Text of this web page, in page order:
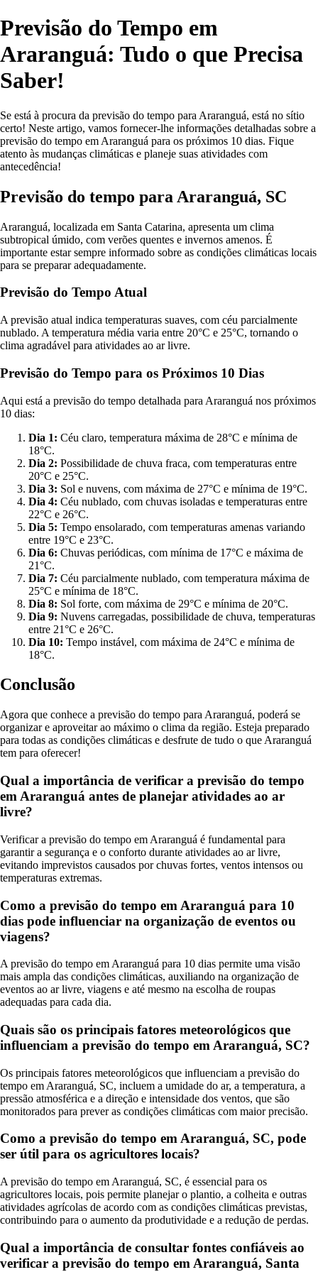
Previsão do Tempo em
Araranguá: Tudo o que Precisa
Saber!
Se está à procura da previsão do tempo para Araranguá, está no sítio
certo! Neste artigo, vamos fornecer-lhe informações detalhadas sobre a
previsão do tempo em Araranguá para os próximos 10 dias. Fique
atento às mudanças climáticas e planeje suas atividades com
antecedência!
Previsão do tempo para Araranguá, SC
Araranguá, localizada em Santa Catarina, apresenta um clima
subtropical úmido, com verões quentes e invernos amenos. É
importante estar sempre informado sobre as condições climáticas locais
para se preparar adequadamente.
Previsão do Tempo Atual
A previsão atual indica temperaturas suaves, com céu parcialmente
nublado. A temperatura média varia entre 20°C e 25°C, tornando o
clima agradável para atividades ao ar livre.
Previsão do Tempo para os Próximos 10 Dias
Aqui está a previsão do tempo detalhada para Araranguá nos próximos
10 dias:
Dia 1: Céu claro, temperatura máxima de 28°C e mínima de
18°C.
Dia 2: Possibilidade de chuva fraca, com temperaturas entre
20°C e 25°C.
Dia 3: Sol e nuvens, com máxima de 27°C e mínima de 19°C.
Dia 4: Céu nublado, com chuvas isoladas e temperaturas entre
22°C e 26°C.
Dia 5: Tempo ensolarado, com temperaturas amenas variando
entre 19°C e 23°C.
Dia 6: Chuvas periódicas, com mínima de 17°C e máxima de
21°C.
Dia 7: Céu parcialmente nublado, com temperatura máxima de
25°C e mínima de 18°C.
Dia 8: Sol forte, com máxima de 29°C e mínima de 20°C.
Dia 9: Nuvens carregadas, possibilidade de chuva, temperaturas
entre 21°C e 26°C.
Dia 10: Tempo instável, com máxima de 24°C e mínima de
18°C.
Conclusão
Agora que conhece a previsão do tempo para Araranguá, poderá se
organizar e aproveitar ao máximo o clima da região. Esteja preparado
para todas as condições climáticas e desfrute de tudo o que Araranguá
tem para oferecer!
Qual a importância de verificar a previsão do tempo
em Araranguá antes de planejar atividades ao ar
livre?
Verificar a previsão do tempo em Araranguá é fundamental para
garantir a segurança e o conforto durante atividades ao ar livre,
evitando imprevistos causados por chuvas fortes, ventos intensos ou
temperaturas extremas.
Como a previsão do tempo em Araranguá para 10
dias pode influenciar na organização de eventos ou
viagens?
A previsão do tempo em Araranguá para 10 dias permite uma visão
mais ampla das condições climáticas, auxiliando na organização de
eventos ao ar livre, viagens e até mesmo na escolha de roupas
adequadas para cada dia.
Quais são os principais fatores meteorológicos que
influenciam a previsão do tempo em Araranguá, SC?
Os principais fatores meteorológicos que influenciam a previsão do
tempo em Araranguá, SC, incluem a umidade do ar, a temperatura, a
pressão atmosférica e a direção e intensidade dos ventos, que são
monitorados para prever as condições climáticas com maior precisão.
Como a previsão do tempo em Araranguá, SC, pode
ser útil para os agricultores locais?
A previsão do tempo em Araranguá, SC, é essencial para os
agricultores locais, pois permite planejar o plantio, a colheita e outras
atividades agrícolas de acordo com as condições climáticas previstas,
contribuindo para o aumento da produtividade e a redução de perdas.
Qual a importância de consultar fontes confiáveis ao
verificar a previsão do tempo em Araranguá, Santa